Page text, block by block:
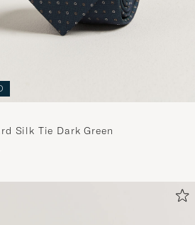
Silk Tie Dark Green